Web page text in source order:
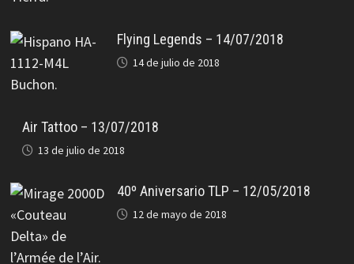
Flying Legends – 14/07/2018
14 de julio de 2018
Air Tattoo – 13/07/2018
13 de julio de 2018
40º Aniversario TLP – 12/05/2018
12 de mayo de 2018